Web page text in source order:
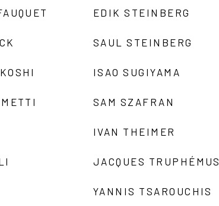
EDIK STEINBERG
SAUL STEINBERG
ISAO SUGIYAMA
SAM SZAFRAN
IVAN THEIMER
JACQUES TRUPHÉMUS
YANNIS TSAROUCHIS